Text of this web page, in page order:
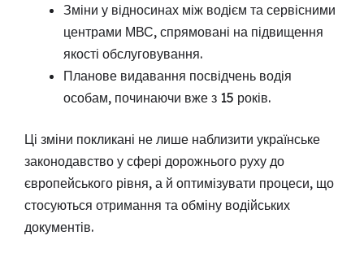
Зміни у відносинах між водієм та сервісними
центрами МВС, спрямовані на підвищення
якості обслуговування.
Планове видавання посвідчень водія
особам, починаючи вже з 15 років.
Ці зміни покликані не лише наблизити українське
законодавство у сфері дорожнього руху до
європейського рівня, а й оптимізувати процеси, що
стосуються отримання та обміну водійських
документів.